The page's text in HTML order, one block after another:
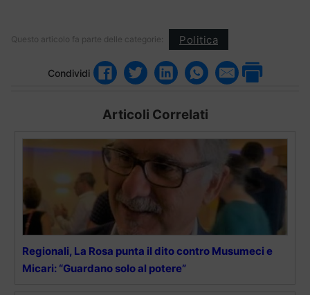
Questo articolo fa parte delle categorie: Politica
Condividi
Articoli Correlati
Regionali, La Rosa punta il dito contro Musumeci e
Micari: “Guardano solo al potere”